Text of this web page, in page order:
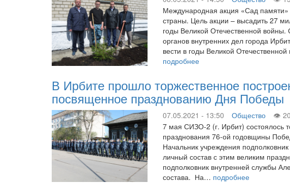
Международная акция «Сад памяти»
страны. Цель акции – высадить 27
годы Великой Отечественной войны.
органов внутренних дел города
вести в годы Великой
подробнее
В Ирбите прошло торжественное
посвященное празднованию Дня Победы
07.05.2021 - 13:50 Общество
7 мая СИЗО-2 (г. Ирбит) состоялось
празднования 76-ой годовщины
Начальник учреждения
личный состав с этим великим
подполковник внутренней службы
состава. На… подробнее